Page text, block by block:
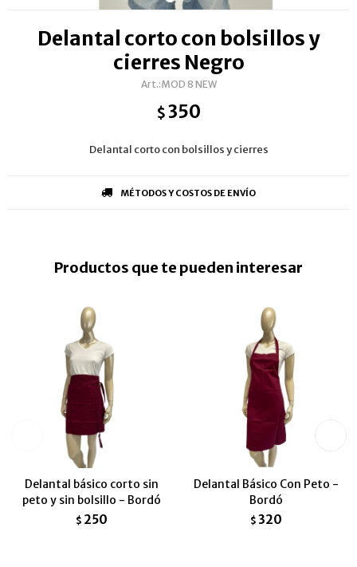
Delantal corto con bolsillos y
cierres Negro
MOD 8 NEW
$350
Delantal corto con bolsillos y cierres
MÉTODOS Y COSTOS DE ENVÍO
Productos que te pueden interesar
Delantal básico corto sin
peto y sin bolsillo - Bordó
$ 250
Delantal Básico Con Peto -
Bordó
$ 320